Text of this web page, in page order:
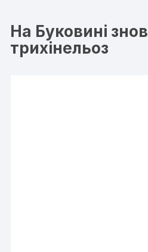
На Буковині
трихінельоз